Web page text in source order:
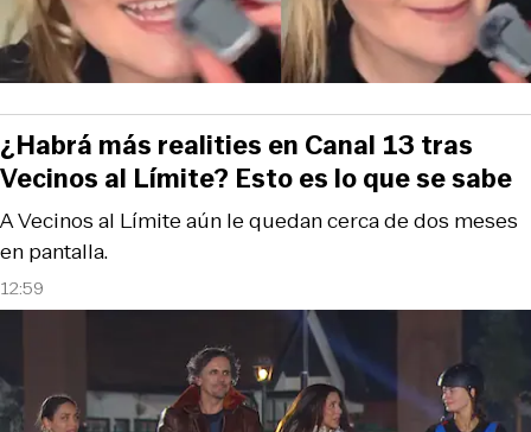
12:59
A Vecinos al Límite aún le quedan cerca de dos meses
en pantalla.
¿Habrá más realities en Canal 13 tras
Vecinos al Límite? Esto es lo que se sabe